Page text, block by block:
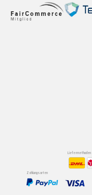
Liefermethoden
Zahlungsarten